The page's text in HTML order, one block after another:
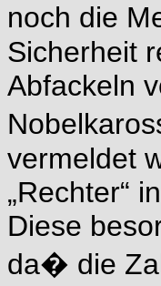
noch die
Sicherheit
Abfackeln
vermeldet
„Rechter“
Diese
da� die